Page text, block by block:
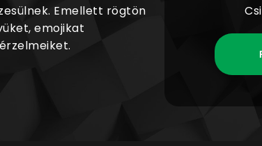
Emellett rögtön
emojikat